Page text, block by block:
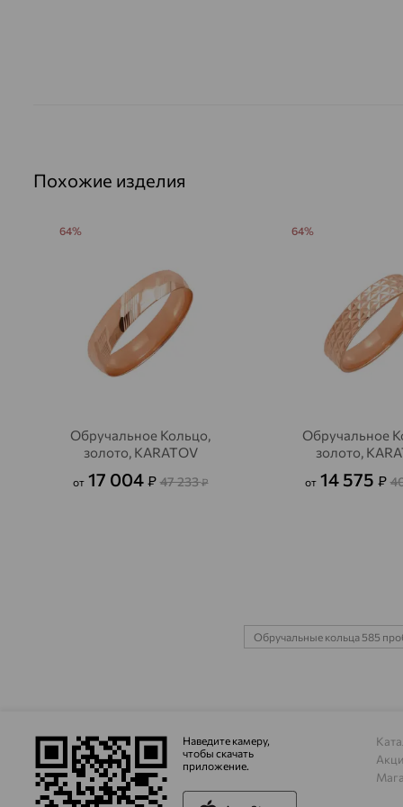
Похожие изделия
Обручальное Кольцо,
золото, KARATOV
от 17 004 ₽ 47 233₽
64%
Обручальное
золото,
от 14 575 ₽
64%
Обручальные кольца 585
Наведите камеру,
чтобы скачать
приложение.